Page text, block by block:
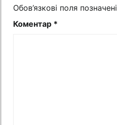
Обов’язкові поля позначені
Коментар *